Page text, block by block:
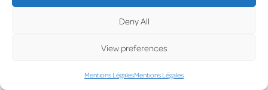
Deny All
View preferences
Mentions LégalesMentions Légales